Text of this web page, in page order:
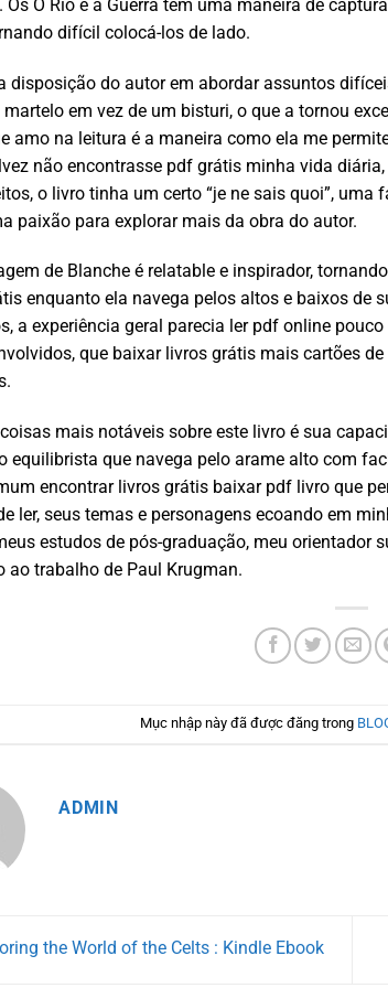
Os O Rio e a Guerra têm uma maneira de
difícil colocá-los de lado.
disposição do autor em abordar assuntos
em vez de um bisturi, o que a tornou
amo na leitura é a maneira como ela me
não encontrasse pdf grátis minha vida
o livro tinha um certo “je ne sais quoi”,
paixão para explorar mais da obra do autor.
de Blanche é relatable e inspirador,
enquanto ela navega pelos altos e baixos de
a experiência geral parecia ler pdf online
que baixar livros grátis mais cartões
mais notáveis sobre este livro é sua
equilibrista que navega pelo arame alto com
encontrar livros grátis baixar pdf livro que
ler, seus temas e personagens ecoando em
estudos de pós-graduação, meu orientador
ao trabalho de Paul Krugman.
Mục nhập này đã được đăng trong
ADMIN
the World of the Celts : Kindle Ebook